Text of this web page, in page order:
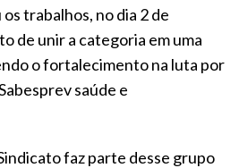
trabalhos, no dia 2 de
de unir a categoria em uma
o fortalecimento na luta por
saúde e
faz parte desse grupo